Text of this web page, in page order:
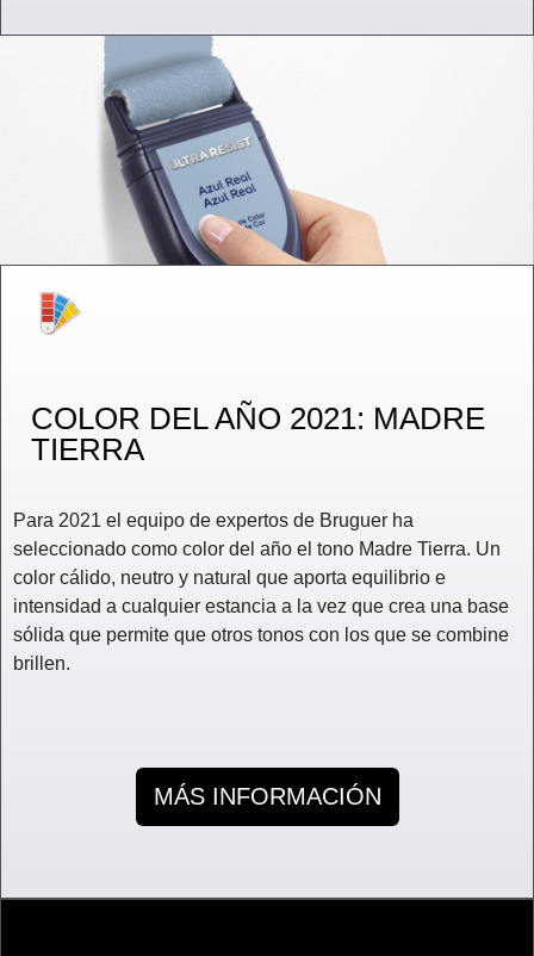
COLOR DEL AÑO 2021: MADRE
TIERRA
Para 2021 el equipo de expertos de Bruguer ha
seleccionado como color del año el tono Madre Tierra. Un
color cálido, neutro y natural que aporta equilibrio e
intensidad a cualquier estancia a la vez que crea una base
sólida que permite que otros tonos con los que se combine
brillen.
MÁS INFORMACIÓN